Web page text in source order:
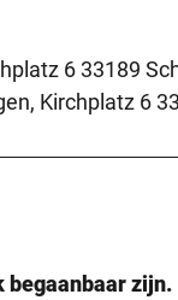
6 33189
Kirchplatz 6
begaanbaar zijn.